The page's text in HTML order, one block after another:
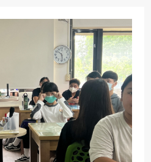
SDG5
SDG6
SDG7
SDG8